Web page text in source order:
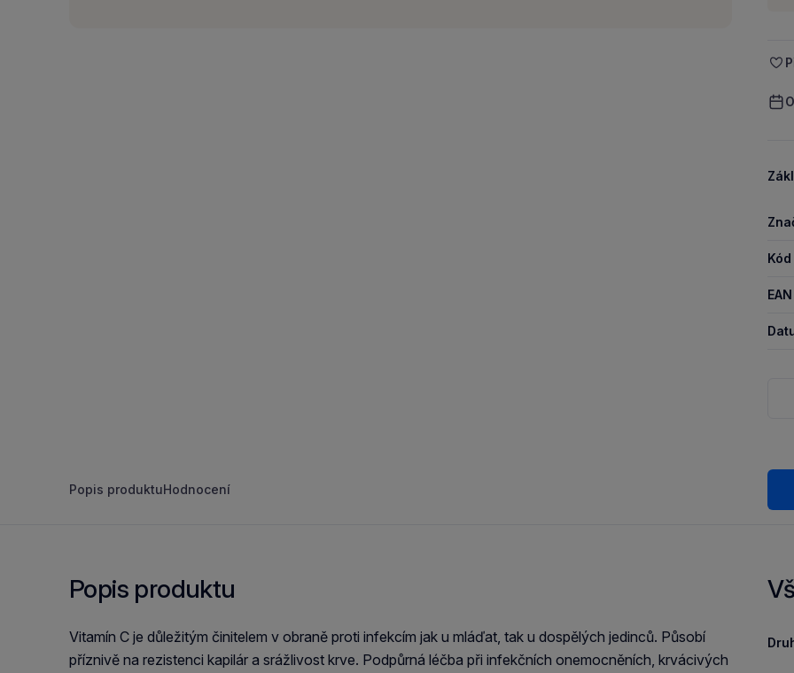
EAN
Popis produktuHodnocení
Popis produktu
Vitamín C je důležitým činitelem v obraně proti infekcím jak u mláďat, tak u dospělých jedinců. Působí
příznivě na rezistenci kapilár a srážlivost krve. Podpůrná léčba při infekčních onemocněních, krvácivých